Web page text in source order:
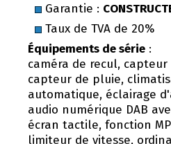
Garantie :
Taux de TVA de 20%
Équipements de série :
caméra de recul,
capteur de pluie,
automatique, éclairage
audio numérique DAB
écran tactile, fonction
limiteur de vitesse,